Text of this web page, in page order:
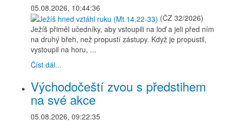
05.08.2026, 10:44:36
(ČZ 32/2026)
Ježíš přiměl učedníky, aby vstoupili na loď a jeli před ním
na druhý břeh, než propustí zástupy. Když je propustil,
vystoupil na horu, ...
Číst dál...
Východočeští zvou s předstihem
na své akce
05.08.2026, 09:22:35